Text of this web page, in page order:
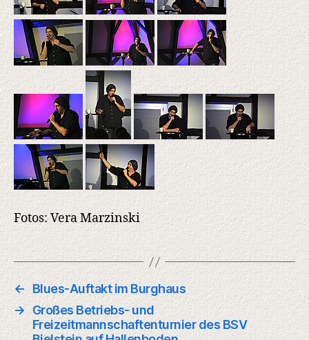
Fotos: Vera Marzinski
←
Blues-Auftakt im Burghaus
→ Großes Betriebs- und
Freizeitmannschaftenturnier des BSV